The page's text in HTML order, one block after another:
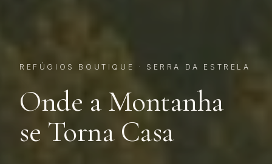
REFÚGIOS BOUTIQUE · SERRA DA ESTRELA
Onde a Montanha
se Torna Casa